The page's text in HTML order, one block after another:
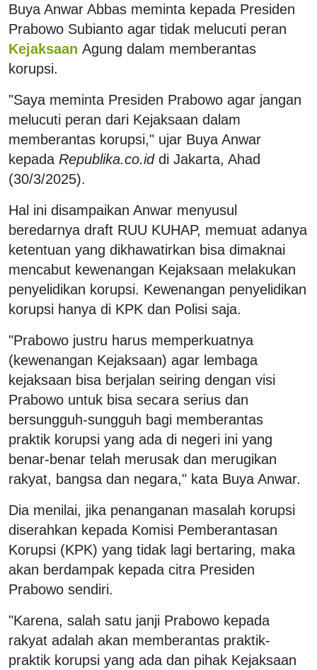
Buya Anwar Abbas meminta kepada Presiden
Prabowo Subianto agar tidak melucuti peran
Kejaksaan Agung dalam memberantas
korupsi.
"Saya meminta Presiden Prabowo agar jangan
melucuti peran dari Kejaksaan dalam
memberantas korupsi," ujar Buya Anwar
kepada Republika.co.iddi Jakarta, Ahad
(30/3/2025).
Hal ini disampaikan Anwar menyusul
beredarnya draft RUU KUHAP, memuat adanya
ketentuan yang dikhawatirkan bisa dimaknai
mencabut kewenangan Kejaksaan melakukan
penyelidikan korupsi. Kewenangan penyelidikan
korupsi hanya di KPK dan Polisi saja.
"Prabowo justru harus memperkuatnya
(kewenangan Kejaksaan) agar lembaga
kejaksaan bisa berjalan seiring dengan visi
Prabowo untuk bisa secara serius dan
bersungguh-sungguh bagi memberantas
praktik korupsi yang ada di negeri ini yang
benar-benar telah merusak dan merugikan
rakyat, bangsa dan negara," kata Buya Anwar.
Dia menilai, jika penanganan masalah korupsi
diserahkan kepada Komisi Pemberantasan
Korupsi (KPK) yang tidak lagi bertaring, maka
akan berdampak kepada citra Presiden
Prabowo sendiri.
"Karena, salah satu janji Prabowo kepada
rakyat adalah akan memberantas praktik-
praktik korupsi yang ada dan pihak Kejaksaan